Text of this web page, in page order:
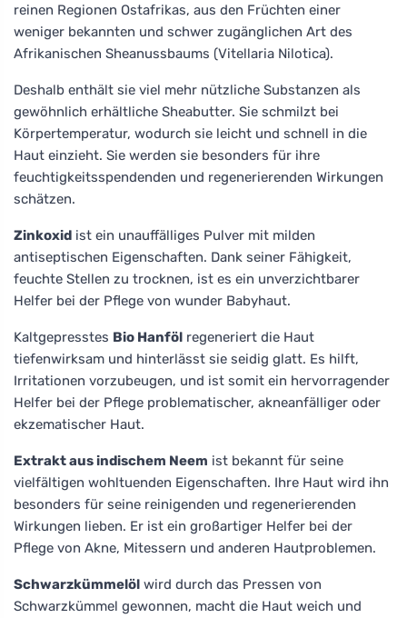
reinen Regionen Ostafrikas, aus den Früchten einer
weniger bekannten und schwer zugänglichen Art des
Afrikanischen Sheanussbaums (Vitellaria Nilotica).
Deshalb enthält sie viel mehr nützliche Substanzen als
gewöhnlich erhältliche Sheabutter. Sie schmilzt bei
Körpertemperatur, wodurch sie leicht und schnell in die
Haut einzieht. Sie werden sie besonders für ihre
feuchtigkeitsspendenden und regenerierenden Wirkungen
schätzen.
Zinkoxid ist ein unauffälliges Pulver mit milden
antiseptischen Eigenschaften. Dank seiner Fähigkeit,
feuchte Stellen zu trocknen, ist es ein unverzichtbarer
Helfer bei der Pflege von wunder Babyhaut.
Kaltgepresstes Bio Hanföl regeneriert die Haut
tiefenwirksam und hinterlässt sie seidig glatt. Es hilft,
Irritationen vorzubeugen, und ist somit ein hervorragender
Helfer bei der Pflege problematischer, akneanfälliger oder
ekzematischer Haut.
Extrakt aus indischem Neem ist bekannt für seine
vielfältigen wohltuenden Eigenschaften. Ihre Haut wird ihn
besonders für seine reinigenden und regenerierenden
Wirkungen lieben. Er ist ein großartiger Helfer bei der
Pflege von Akne, Mitessern und anderen Hautproblemen.
Schwarzkümmelöl wird durch das Pressen von
Schwarzkümmel gewonnen, macht die Haut weich und